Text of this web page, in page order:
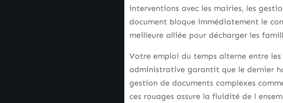
interventions avec les mairies, les
document bloque immédiatement le
meilleure alliée pour décharger les
Votre emploi du temps alterne entre
administrative garantit que le dernier
gestion de documents complexes
ces rouages assure la fluidité de l